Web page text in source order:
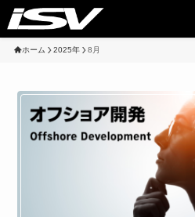
ホーム 2025年 8月